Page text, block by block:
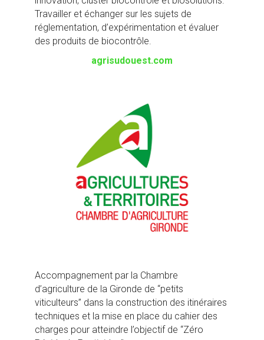
Travailler et échanger sur les sujets de
réglementation, d’expérimentation et évaluer
des produits de biocontrôle.
agrisudouest.com
Accompagnement par la Chambre
d’agriculture de la Gironde de “petits
viticulteurs” dans la construction des itinéraires
techniques et la mise en place du cahier des
charges pour atteindre l’objectif de “Zéro